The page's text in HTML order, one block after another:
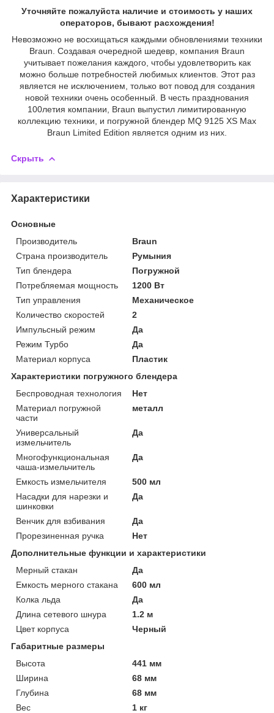
Уточняйте пожалуйста наличие и стоимость у наших
операторов, бывают расхождения!
Невозможно не восхищаться каждыми обновлениями техники
Braun. Создавая очередной шедевр, компания Braun
учитывает пожелания каждого, чтобы удовлетворить как
можно больше потребностей любимых клиентов. Этот раз
является не исключением, только вот повод для создания
новой техники очень особенный. В честь празднования
100летия компании, Braun выпустил лимитированную
коллекцию техники, и погружной блендер MQ 9125 XS Max
Braun Limited Edition является одним из них.
Скрыть
Характеристики
Основные
Производитель
Braun
Страна производитель
Румыния
Тип блендера
Погружной
Потребляемая мощность
1200 Вт
Тип управления
Механическое
Количество скоростей
2
Импульсный режим
Да
Режим Турбо
Да
Материал корпуса
Пластик
Характеристики погружного блендера
Беспроводная технология
Нет
Материал погружной
части
металл
Универсальный
измельчитель
Да
Многофункциональная
чаша-измельчитель
Да
Емкость измельчителя
500 мл
Насадки для нарезки и
шинковки
Да
Венчик для взбивания
Да
Прорезиненная ручка
Нет
Дополнительные функции и характеристики
Мерный стакан
Да
Емкость мерного стакана
600 мл
Колка льда
Да
Длина сетевого шнура
1.2 м
Цвет корпуса
Черный
Габаритные размеры
Высота
441 мм
Ширина
68 мм
Глубина
68 мм
Вес
1 кг